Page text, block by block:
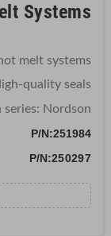
Systems
melt systems
quality seals
Nordson
P/N:251984
P/N:250297